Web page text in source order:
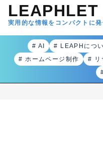
LEAPHLET
実用的な情報をコンパクトに
# AI # LEAPHにつ
# ホームページ制作
# リ